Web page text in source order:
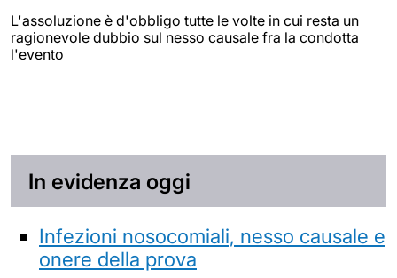
L'assoluzione è d'obbligo tutte le volte in cui resta un
ragionevole dubbio sul nesso causale fra la condotta
l'evento
In evidenza oggi
Infezioni nosocomiali, nesso causale e
onere della prova